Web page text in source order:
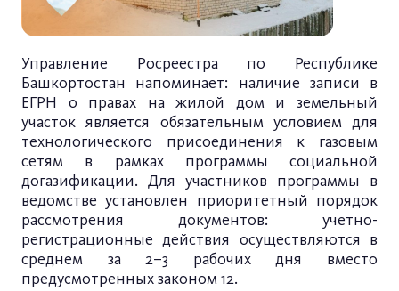
Управление Росреестра по Республике
Башкортостан напоминает: наличие записи в
ЕГРН о правах на жилой дом и земельный
участок является обязательным условием для
технологического присоединения к газовым
сетям в рамках программы социальной
догазификации. Для участников программы в
ведомстве установлен приоритетный порядок
рассмотрения документов: учетно-
регистрационные действия осуществляются в
среднем за 2–3 рабочих дня вместо
предусмотренных законом 12.